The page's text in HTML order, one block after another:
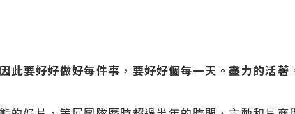
此要好好做好每件事，要好好個每一天。盡力的活著